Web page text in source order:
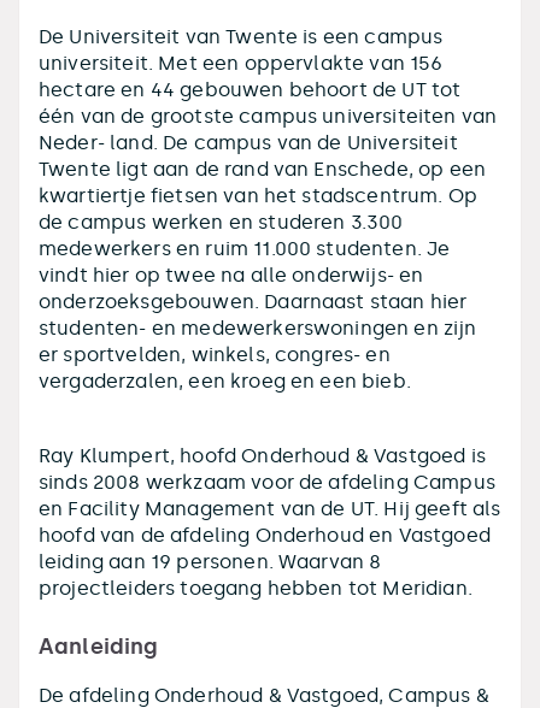
De Universiteit van Twente is een campus
universiteit. Met een oppervlakte van 156
hectare en 44 gebouwen behoort de UT tot
één van de grootste campus universiteiten van
Neder- land. De campus van de Universiteit
Twente ligt aan de rand van Enschede, op een
kwartiertje fietsen van het stadscentrum. Op
de campus werken en studeren 3.300
medewerkers en ruim 11.000 studenten. Je
vindt hier op twee na alle onderwijs- en
onderzoeksgebouwen. Daarnaast staan hier
studenten- en medewerkerswoningen en zijn
er sportvelden, winkels, congres- en
vergaderzalen, een kroeg en een bieb.
Ray Klumpert, hoofd Onderhoud & Vastgoed is
sinds 2008 werkzaam voor de afdeling Campus
en Facility Management van de UT. Hij geeft als
hoofd van de afdeling Onderhoud en Vastgoed
leiding aan 19 personen. Waarvan 8
projectleiders toegang hebben tot Meridian.
Aanleiding
De afdeling Onderhoud & Vastgoed, Campus &